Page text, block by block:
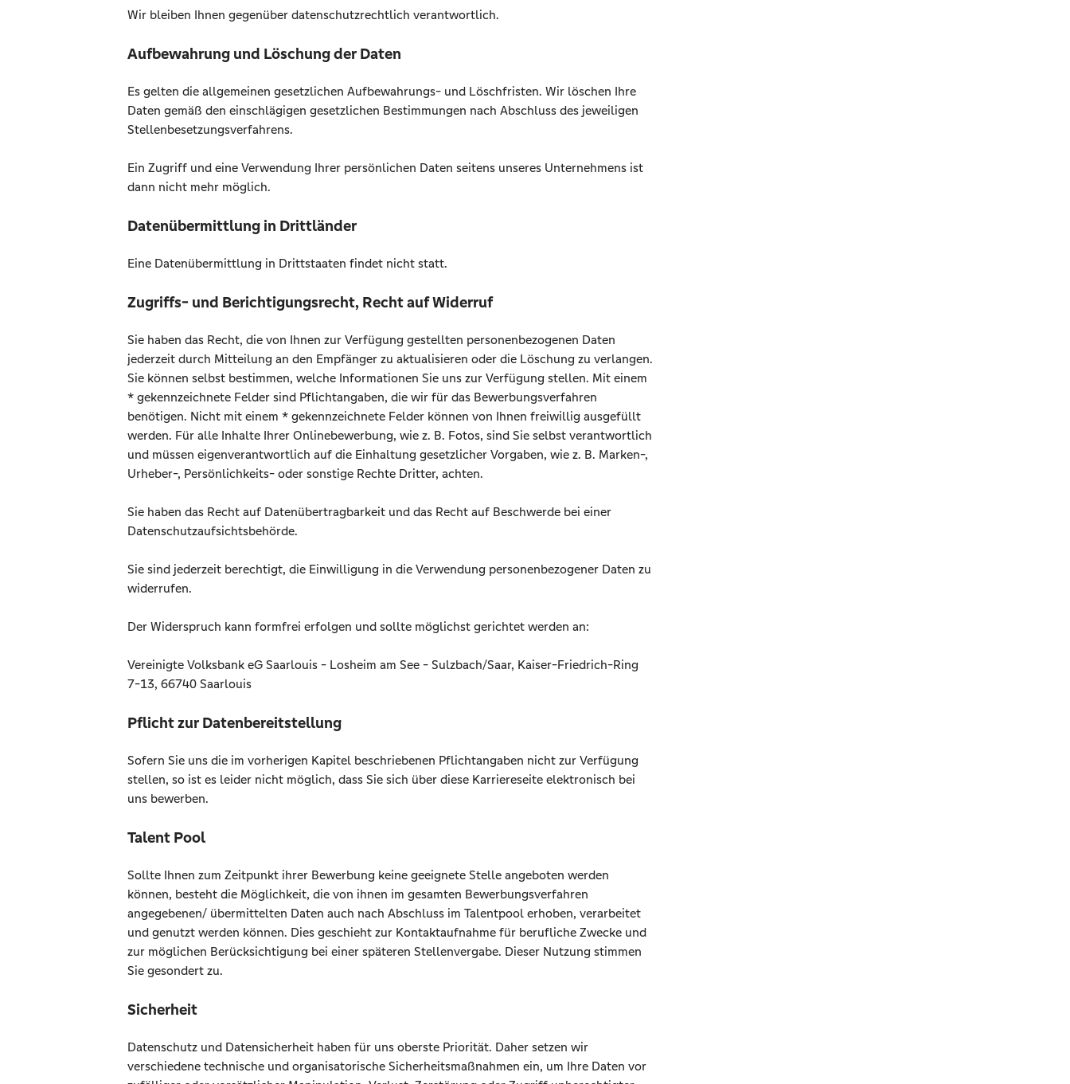
Wir bleiben Ihnen gegenüber datenschutzrechtlich verantwortlich.
Aufbewahrung und Löschung der Daten
Es gelten die allgemeinen gesetzlichen Aufbewahrungs- und Löschfristen. Wir löschen Ihre
Daten gemäß den einschlägigen gesetzlichen Bestimmungen nach Abschluss des jeweiligen
Stellenbesetzungsverfahrens.
Ein Zugriff und eine Verwendung Ihrer persönlichen Daten seitens unseres Unternehmens ist
dann nicht mehr möglich.
Datenübermittlung in Drittländer
Eine Datenübermittlung in Drittstaaten findet nicht statt.
Zugriffs- und Berichtigungsrecht, Recht auf Widerruf
Sie haben das Recht, die von Ihnen zur Verfügung gestellten personenbezogenen Daten
jederzeit durch Mitteilung an den Empfänger zu aktualisieren oder die Löschung zu verlangen.
Sie können selbst bestimmen, welche Informationen Sie uns zur Verfügung stellen. Mit einem
* gekennzeichnete Felder sind Pflichtangaben, die wir für das Bewerbungsverfahren
benötigen. Nicht mit einem * gekennzeichnete Felder können von Ihnen freiwillig ausgefüllt
werden. Für alle Inhalte Ihrer Onlinebewerbung, wie z. B. Fotos, sind Sie selbst verantwortlich
und müssen eigenverantwortlich auf die Einhaltung gesetzlicher Vorgaben, wie z. B. Marken-,
Urheber-, Persönlichkeits- oder sonstige Rechte Dritter, achten.
Sie haben das Recht auf Datenübertragbarkeit und das Recht auf Beschwerde bei einer
Datenschutzaufsichtsbehörde.
Sie sind jederzeit berechtigt, die Einwilligung in die Verwendung personenbezogener Daten zu
widerrufen.
Der Widerspruch kann formfrei erfolgen und sollte möglichst gerichtet werden an:
Vereinigte Volksbank eG Saarlouis - Losheim am See - Sulzbach/Saar, Kaiser-Friedrich-Ring
7-13, 66740 Saarlouis
Pflicht zur Datenbereitstellung
Sofern Sie uns die im vorherigen Kapitel beschriebenen Pflichtangaben nicht zur Verfügung
stellen, so ist es leider nicht möglich, dass Sie sich über diese Karriereseite elektronisch bei
uns bewerben.
Talent Pool
Sollte Ihnen zum Zeitpunkt ihrer Bewerbung keine geeignete Stelle angeboten werden
können, besteht die Möglichkeit, die von ihnen im gesamten Bewerbungsverfahren
angegebenen/ übermittelten Daten auch nach Abschluss im Talentpool erhoben, verarbeitet
und genutzt werden können. Dies geschieht zur Kontaktaufnahme für berufliche Zwecke und
zur möglichen Berücksichtigung bei einer späteren Stellenvergabe. Dieser Nutzung stimmen
Sie gesondert zu.
Sicherheit
Datenschutz und Datensicherheit haben für uns oberste Priorität. Daher setzen wir
verschiedene technische und organisatorische Sicherheitsmaßnahmen ein, um Ihre Daten vor